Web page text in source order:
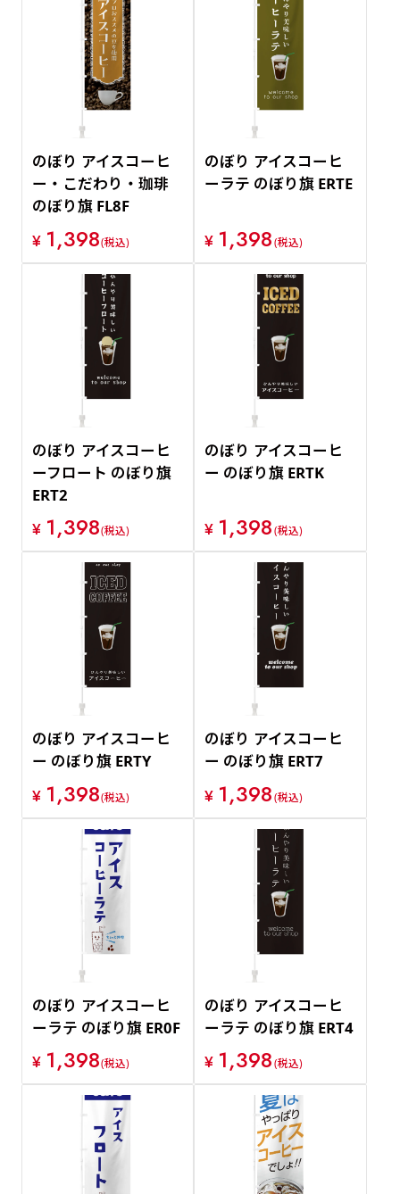
のぼり アイスコーヒ
ー・こだわり・珈琲
のぼり旗 FL8F
¥ 1,398(税込)
のぼり アイスコーヒ
ーラテ のぼり旗 ERTE
¥ 1,398(税込)
のぼり アイスコーヒ
ーフロート のぼり旗
ERT2
¥ 1,398(税込)
のぼり アイスコーヒ
ー のぼり旗 ERTK
¥ 1,398(税込)
のぼり アイスコーヒ
ー のぼり旗 ERTY
¥ 1,398(税込)
のぼり アイスコーヒ
ー のぼり旗 ERT7
¥ 1,398(税込)
のぼり アイスコーヒ
ーラテ のぼり旗 ER0F
¥ 1,398(税込)
のぼり アイスコーヒ
ーラテ のぼり旗 ERT4
¥ 1,398(税込)